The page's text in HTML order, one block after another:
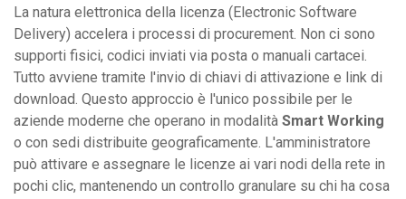
La natura elettronica della licenza (Electronic Software
Delivery) accelera i processi di procurement. Non ci sono
supporti fisici, codici inviati via posta o manuali cartacei.
Tutto avviene tramite l'invio di chiavi di attivazione e link di
download. Questo approccio è l'unico possibile per le
aziende moderne che operano in modalità Smart Working
o con sedi distribuite geograficamente. L'amministratore
può attivare e assegnare le licenze ai vari nodi della rete in
pochi clic, mantenendo un controllo granulare su chi ha cosa